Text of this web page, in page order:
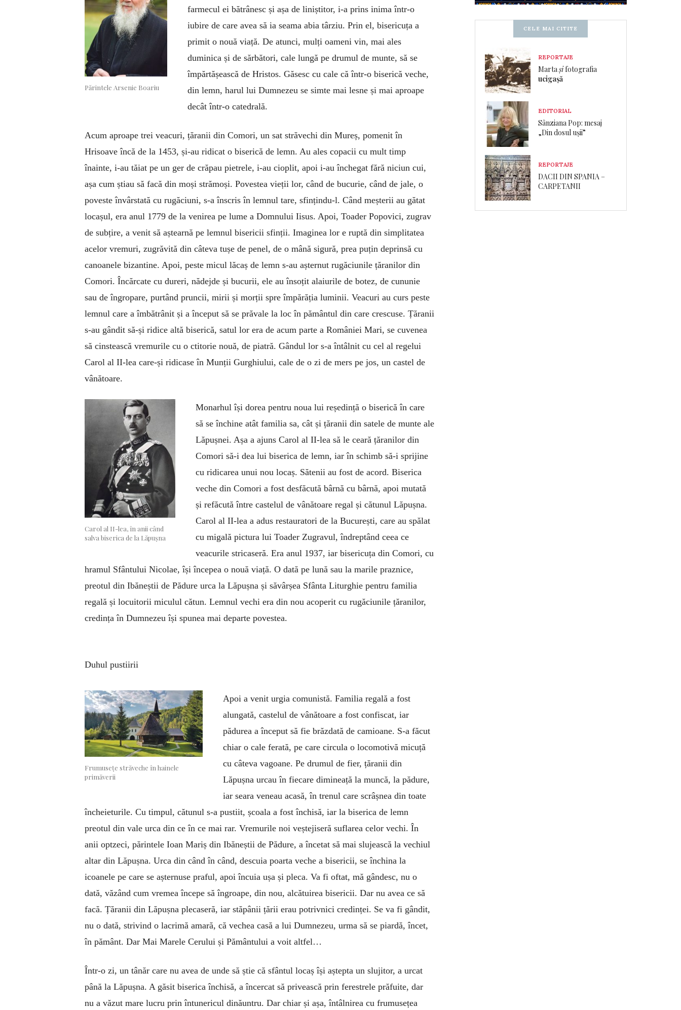
Părintele Arsenie Boariu
farmecul ei bătrânesc și așa de liniștitor, i-a prins inima într-o
iubire de care avea să ia seama abia târziu. Prin el, bisericuța a
primit o nouă viață. De atunci, mulți oameni vin, mai ales
duminica și de sărbători, cale lungă pe drumul de munte, să se
împărtășească de Hristos. Găsesc cu cale că într-o biserică veche,
din lemn, harul lui Dum­nezeu se simte mai lesne și mai aproape
decât într-o catedrală.
Acum aproape trei veacuri, țăranii din Comori, un sat străvechi din Mureș, pomenit în
Hrisoave încă de la 1453, și-au ridicat o biserică de lemn. Au ales copacii cu mult timp
înainte, i-au tăiat pe un ger de crăpau pietrele, i-au cioplit, apoi i-au închegat fără niciun cui,
așa cum știau să facă din moși strămoși. Povestea vieții lor, când de bucurie, când de jale, o
poveste învârstată cu rugăciuni, s-a înscris în lemnul tare, sfințindu-l. Când meș­terii au gătat
locașul, era anul 1779 de la venirea pe lume a Domnului Iisus. Apoi, Toader Popovici, zugrav
de subțire, a venit să aștearnă pe lemnul bisericii sfinții. Imaginea lor e ruptă din simplitatea
acelor vremuri, zugrăvită din câteva tușe de penel, de o mână sigură, prea puțin deprinsă cu
canoanele bizantine. Apoi, peste micul lăcaș de lemn s-au așternut rugăciunile țăranilor din
Comori. Încărcate cu dureri, nădejde și bucurii, ele au însoțit alaiurile de botez, de cununie
sau de îngropare, purtând pruncii, mirii și morții spre împărăția luminii. Veacuri au curs peste
lemnul care a îmbătrânit și a început să se prăvale la loc în pământul din care crescuse. Țăranii
s-au gândit să-și ridice altă biserică, satul lor era de acum parte a României Mari, se cuvenea
să cinstească vremurile cu o ctitorie nouă, de piatră. Gândul lor s-a întâlnit cu cel al regelui
Carol al II-lea care-și ridicase în Munții Gurghiului, cale de o zi de mers pe jos, un castel de
vânătoare.
Carol al II-lea, în anii când
salva biserica de la Lăpușna
Monarhul își dorea pentru noua lui reședință o biserică în care
să se închine atât familia sa, cât și țăranii din satele de munte ale
Lăpușnei. Așa a ajuns Carol al II-lea să le ceară țăranilor din
Comori să-i dea lui biserica de lemn, iar în schimb să-i sprijine
cu ridicarea unui nou locaș. Sătenii au fost de acord. Biserica
veche din Comori a fost desfăcută bârnă cu bârnă, apoi mutată
și refăcută între castelul de vânătoare regal și cătunul Lăpușna.
Carol al II-lea a adus restauratori de la București, care au spălat
cu migală pictura lui Toader Zugravul, îndreptând ceea ce
veacurile stricaseră. Era anul 1937, iar bisericuța din Comori, cu
hramul Sfântului Nicolae, își începea o nouă viață. O dată pe lună sau la marile praznice,
preotul din Ibăneștii de Pădure urca la Lăpușna și săvârșea Sfânta Liturghie pentru familia
regală și locuitorii miculul cătun. Lemnul vechi era din nou acoperit cu rugăciunile țăranilor,
credința în Dumnezeu își spunea mai departe povestea.
Duhul pustiirii
Frumusețe străveche în hainele
primăverii
Apoi a venit urgia comunistă. Familia regală a fost
alungată, castelul de vânătoare a fost confiscat, iar
pădurea a început să fie brăzdată de camioane. S-a făcut
chiar o cale ferată, pe care circula o locomotivă micuță
cu câteva vagoane. Pe drumul de fier, țăranii din
Lăpușna urcau în fiecare dimineață la muncă, la pădure,
iar seara veneau acasă, în trenul care scrâșnea din toate
încheieturile. Cu timpul, cătunul s-a pustiit, școala a fost închisă, iar la biserica de lemn
preotul din vale urca din ce în ce mai rar. Vremurile noi veștejiseră suflarea celor vechi. În
anii optzeci, părintele Ioan Mariș din Ibăneștii de Pădure, a încetat să mai slujească la vechiul
altar din Lăpușna. Urca din când în când, descuia poarta veche a bisericii, se închina la
icoanele pe care se așternuse praful, apoi încuia ușa și pleca. Va fi oftat, mă gândesc, nu o
dată, văzând cum vremea începe să îngroape, din nou, alcătuirea bisericii. Dar nu avea ce să
facă. Țăranii din Lăpușna plecaseră, iar stăpânii țării erau potrivnici credinței. Se va fi gândit,
nu o dată, strivind o lacrimă amară, că vechea casă a lui Dumnezeu, urma să se piardă, încet,
în pământ. Dar Mai Marele Cerului și Pământului a voit altfel…
Într-o zi, un tânăr care nu avea de unde să știe că sfântul locaș își aștepta un slujitor, a urcat
până la Lăpușna. A găsit biserica închisă, a încercat să privească prin ferestrele prăfuite, dar
nu a văzut mare lucru prin întunericul dinăuntru. Dar chiar și așa, întâlnirea cu fru­musețea
CELE MAI CITITE
REPORTAJE
Martașifotografia
ucigașă
EDITORIAL
Sânziana Pop: mesaj
„Din dosul ușii”
REPORTAJE
DACII DIN SPANIA –
CARPETANII